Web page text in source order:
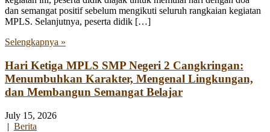
dan semangat positif sebelum mengikuti seluruh rangkaian kegiatan
MPLS. Selanjutnya, peserta didik […]
Selengkapnya »
Hari Ketiga MPLS SMP Negeri 2 Cangkringan:
Menumbuhkan Karakter, Mengenal Lingkungan,
dan Membangun Semangat Belajar
July 15, 2026
| Berita